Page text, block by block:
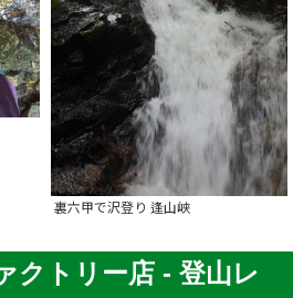
裏六甲で沢登り 逢山峡
クトリー店 - 登山レ